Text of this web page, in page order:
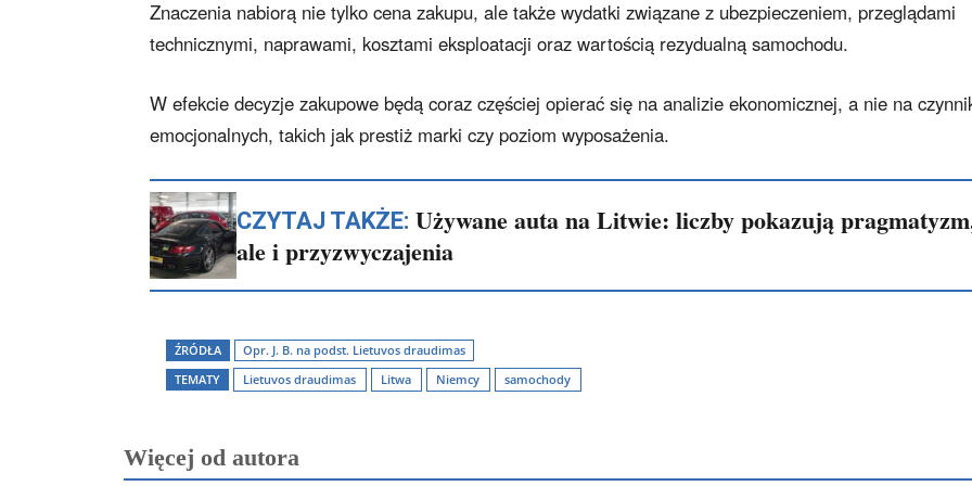
Znaczenia nabiorą nie tylko cena zakupu, ale także wydatki związane z ubezpieczeniem, przeglądami
technicznymi, naprawami, kosztami eksploatacji oraz wartością rezydualną samochodu.
W efekcie decyzje zakupowe będą coraz częściej opierać się na analizie ekonomicznej, a nie na
emocjonalnych, takich jak prestiż marki czy poziom wyposażenia.
CZYTAJ TAKŻE: Używane auta na Litwie: liczby pokazują
ale i przyzwyczajenia
ŹRÓDŁA
Opr. J. B. na podst. Lietuvos draudimas
TEMATY
Lietuvos draudimas Litwa Niemcy samochody
Więcej od autora